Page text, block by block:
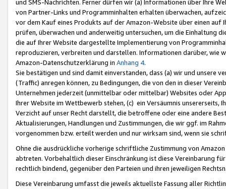
und SMS-Nachrichten. Ferner dürfen wir (a) Informationen über Ihre
von Partner-Links und Programminhalten erhalten überwachen,
vor dem Kauf eines Produkts auf der Amazon-Website über einen
prüfen, überwachen und anderweitig untersuchen, um die Einhaltung
die auf Ihrer Website dargestellte Implementierung von
reproduzieren, verbreiten und darstellen. Informationen darüber, wie
Amazon-Datenschutzerklärung in Anhang 4.
Sie bestätigen und sind damit einverstanden, dass (a) wir und
(Traffic) anregen können, zu Bedingungen, die von den in dieser
Unternehmen jederzeit (unmittelbar oder mittelbar) Websites oder
Ihrer Website im Wettbewerb stehen, (c) ein Versäumnis unsererseits,
Verzicht auf unser Recht darstellt, die betroffene oder eine andere
Aktualisierungen, Handlungen und Zustimmungen, die wir ggf. im
vorgenommen bzw. erteilt werden und nur wirksam sind, wenn sie
Ohne die ausdrückliche vorherige schriftliche Zustimmung von
abtreten. Vorbehaltlich dieser Einschränkung ist diese Vereinbarung
rechtlich bindend, gegenüber den Parteien und ihren jeweiligen
Diese Vereinbarung umfasst die jeweils aktuellste Fassung aller